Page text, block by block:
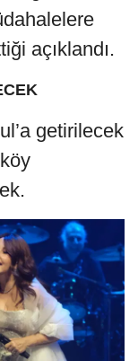
açıklandı.
getirilecek